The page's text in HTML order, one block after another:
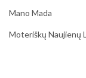
Mano Mada
Moteriškų Naujienų